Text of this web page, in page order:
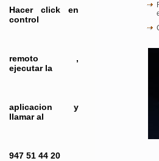
Hacer click en
control
remoto ,
ejecutar la
aplicacion y
llamar al
947 51 44 20